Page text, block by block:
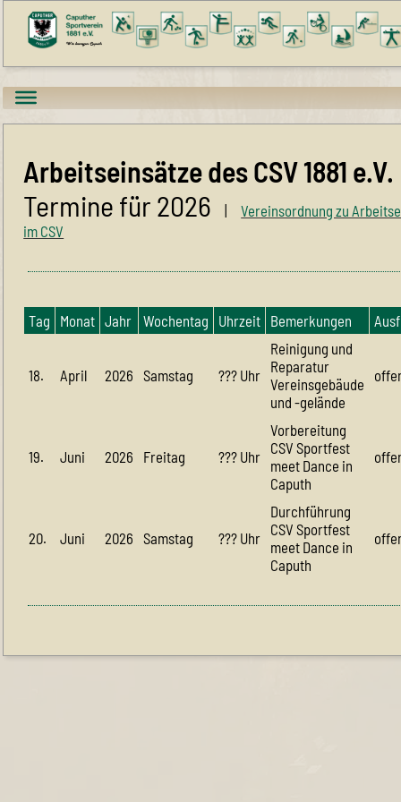
Arbeitseinsätze des CSV 1881 e.V.
Termine für 2026 |Vereinsordnung zu
im CSV
Tag Monat Jahr Wochentag Uhrzeit Bemerkungen
18. April 2026 Samstag ??? Uhr
Reinigung und
Reparatur
Vereinsgebäude
und -gelände
19. Juni 2026 Freitag ??? Uhr
Vorbereitung
CSV Sportfest
meet Dance in
Caputh
20. Juni 2026 Samstag ??? Uhr
Durchführung
CSV Sportfest
meet Dance in
Caputh